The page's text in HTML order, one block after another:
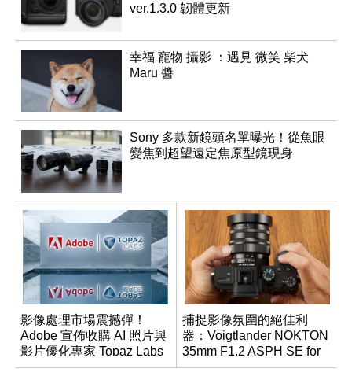
ver.1.3.0 韌體更新
幸福 寵物 攝影 ：遇見 微笑 柴犬
Maru 醬
Sony 多款新鏡頭名單曝光！從魚眼
變焦到超望遠定焦原型鏡現身
影像處理市場震撼彈！
Adobe 宣佈收購 AI 照片與
影片優化專家 Topaz Labs
捕捉影像氛圍的絕佳利
器：Voigtlander NOKTON
35mm F1.2 ASPH SE for
E-mount